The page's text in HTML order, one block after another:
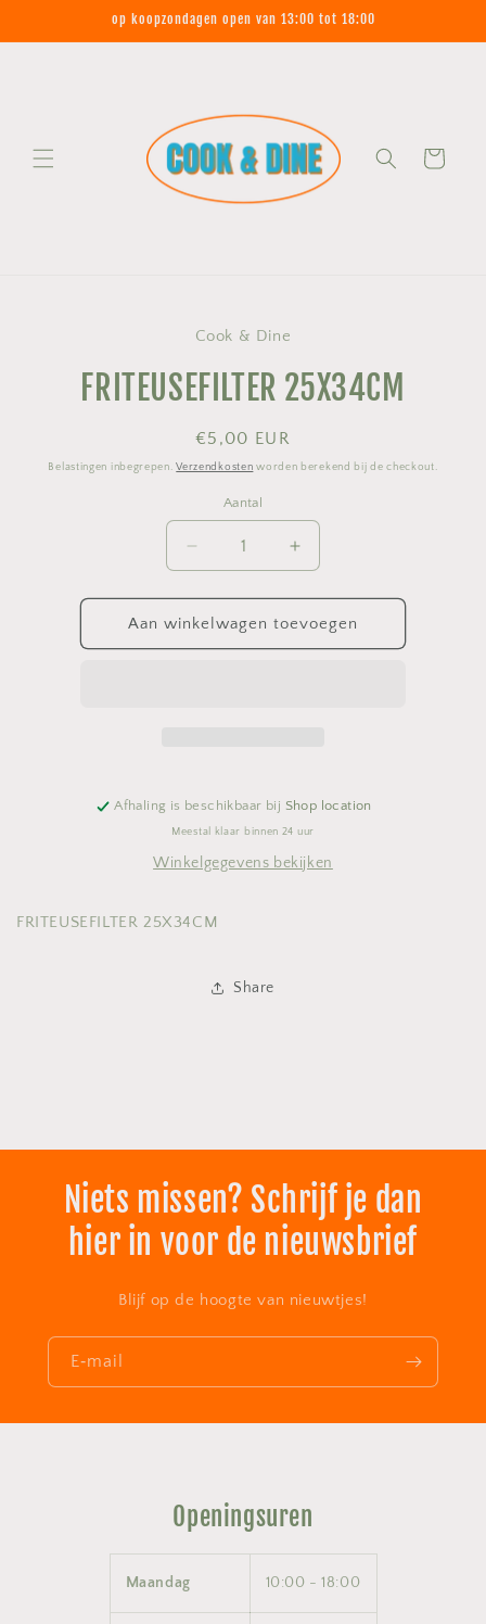
content
op koopzondagen open van 13:00 tot 18:00
Winkelwagen
Cook & Dine
FRITEUSEFILTER 25X34CM
Normale
prijs
€5,00 EUR
Belastingen inbegrepen.Verzendkosten worden berekend bij de checkout.
Aantal
Aantal
Aantal
verlagen
voor
FRITEUSEFILTER
25X34CM
Aantal
verhogen
voor
FRITEUSEFILTER
25X34CM
Aan winkelwagen toevoegen
Afhaling is beschikbaar bij Shop location
Meestal klaar binnen 24 uur
Winkelgegevens bekijken
FRITEUSEFILTER 25X34CM
Share
Niets missen? Schrijf je dan
hier in voor de nieuwsbrief
Blijf op de hoogte van nieuwtjes!
E‑mail
Openingsuren
Maandag 10:00 - 18:00